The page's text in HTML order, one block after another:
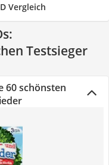
Vergleich
Testsieger
60 schönsten